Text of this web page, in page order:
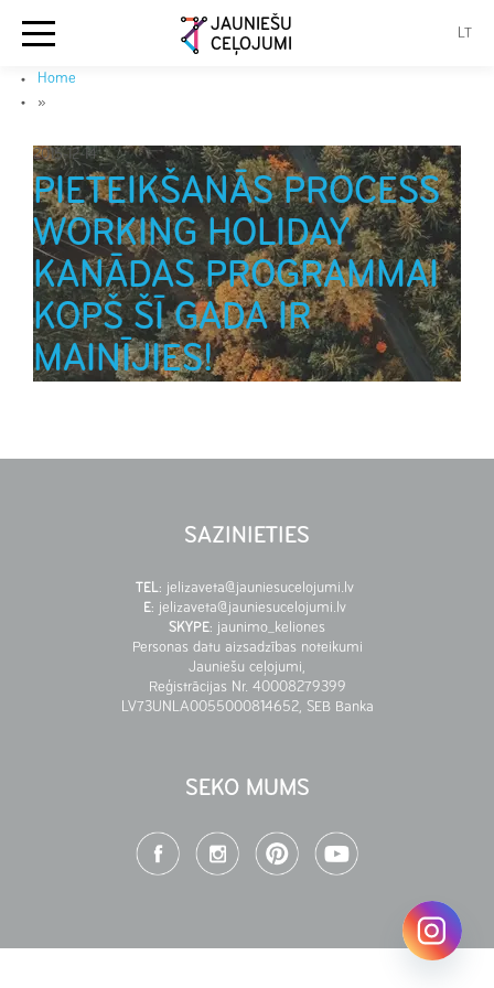
Home
»
2015-12-14
PIETEIKŠANĀS PROCESS
WORKING HOLIDAY
KANĀDAS PROGRAMMAI
KOPŠ ŠĪ GADA IR
MAINĪJIES!
SAZINIETIES
TEL: jelizaveta@jauniesucelojumi.lv
E: jelizaveta@jauniesucelojumi.lv
SKYPE: jaunimo_keliones
Personas datu aizsadzības noteikumi
Jauniešu ceļojumi,
Reģistrācijas Nr. 40008279399
LV73UNLA0055000814652, SEB Banka
SEKO MUMS
JAUNIEŠU
CEĻOJUMI
LT